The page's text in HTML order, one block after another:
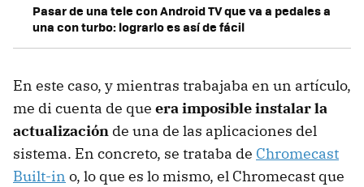
Pasar de una tele con Android TV que va a pedales a
una con turbo: lograrlo es así de fácil
En este caso, y mientras trabajaba en un artículo,
me di cuenta de que era imposible instalar la
actualización de una de las aplicaciones del
sistema. En concreto, se trataba de Chromecast
Built-in o, lo que es lo mismo, el Chromecast que